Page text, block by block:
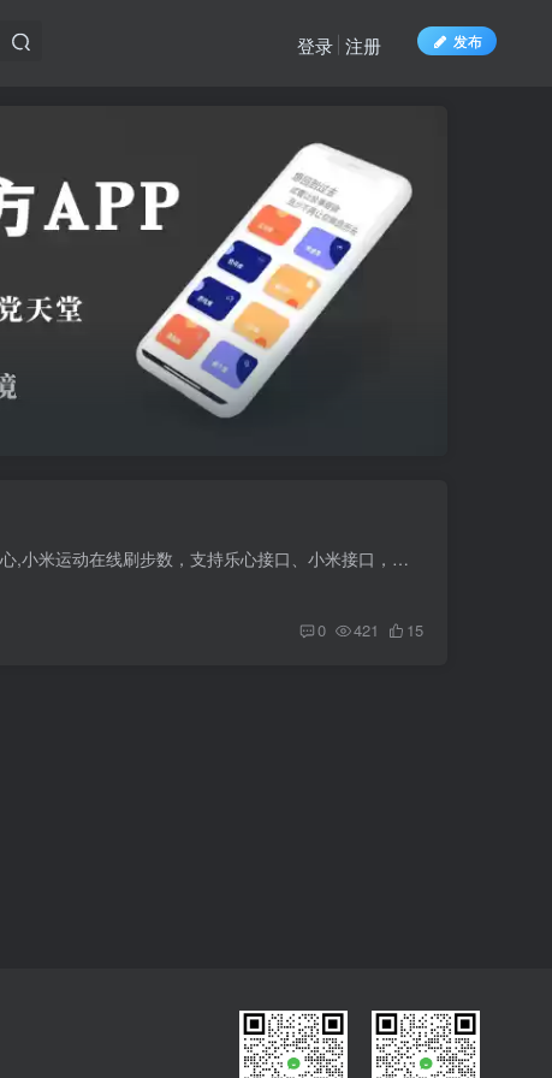
发布
登录 注册
在线刷步数工具 在线刷步数工具支持乐心,小米运动在线刷步数，支持乐心接口、小米接口，全部正常...
0 421 15